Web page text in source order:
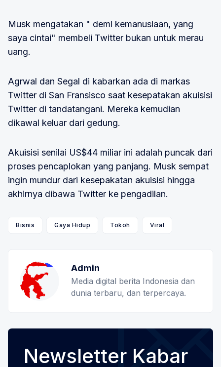
Musk mengatakan " demi kemanusiaan, yang
saya cintai" membeli Twitter bukan untuk merau
uang.
Agrwal dan Segal di kabarkan ada di markas
Twitter di San Fransisco saat kesepatakan akuisisi
Twitter di tandatangani. Mereka kemudian
dikawal keluar dari gedung.
Akuisisi senilai US$44 miliar ini adalah puncak dari
proses pencaplokan yang panjang. Musk sempat
ingin mundur dari kesepakatan akuisisi hingga
akhirnya dibawa Twitter ke pengadilan.
Bisnis Gaya Hidup Tokoh Viral
Admin
Media digital berita Indonesia dan
dunia terbaru, dan terpercaya.
Newsletter Kabar